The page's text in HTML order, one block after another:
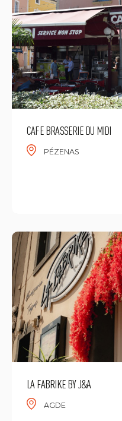
CAFE BRASSERIE DU MIDI
PÉZENAS
LA FABRIKE BY J&A
AGDE